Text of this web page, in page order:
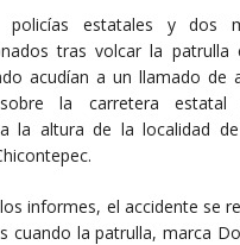
policías estatales y dos
tras volcar la patrulla
acudían a un llamado de
la carretera estatal
la altura de la localidad
informes, el accidente se
cuando la patrulla, marca